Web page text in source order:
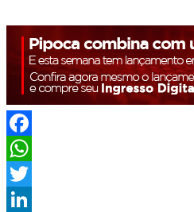
Facebook
WhatsApp
Twitter